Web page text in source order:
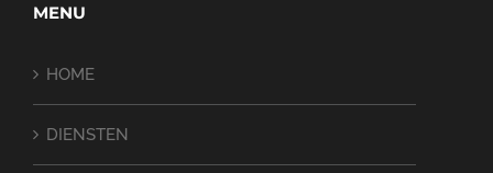
MENU
HOME
DIENSTEN